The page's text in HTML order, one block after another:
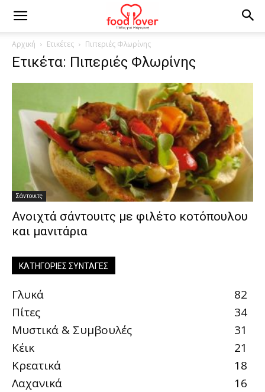
Αρχική Ετικέτες Πιπεριές Φλωρίνης
Ετικέτα: Πιπεριές Φλωρίνης
Σάντουιτς
Ανοιχτά σάντουιτς με φιλέτο κοτόπουλου
και μανιτάρια
ΚΑΤΗΓΟΡΊΕΣ ΣΥΝΤΑΓΈΣ
Γλυκά
82
Πίτες
34
Μυστικά & Συμβουλές
31
Κέικ
21
Κρεατικά
18
Λαχανικά
16